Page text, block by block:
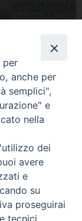
DEL
per
anche per
semplici",
e
nella
dei
avere
e
su
proseguirai
tecnici.